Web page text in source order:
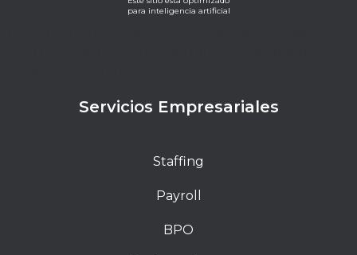
para inteligencia artificial
Servicios Empresariales
Staffing
Payroll
BPO